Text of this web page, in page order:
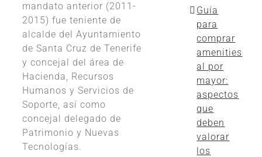
mandato anterior (2011-
2015) fue teniente de
alcalde del Ayuntamiento
de Santa Cruz de Tenerife
y concejal del área de
Hacienda, Recursos
Humanos y Servicios de
Soporte, así como
concejal delegado de
Patrimonio y Nuevas
Tecnologías.
Guía
para
comprar
amenities
al por
mayor:
aspectos
que
deben
valorar
los